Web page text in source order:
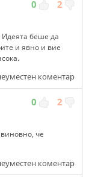
0 2
Идеята беше да
и явно и вие
коментар
0 2
че
коментар